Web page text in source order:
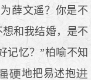
薛文遥？你是不
和我结婚，是不
记忆？”柏喻不知
地把易述抱